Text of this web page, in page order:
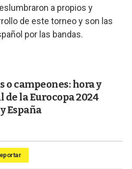
a propios y
de este torneo y son las
por las bandas.
o campeones: hora y
la Eurocopa 2024
España